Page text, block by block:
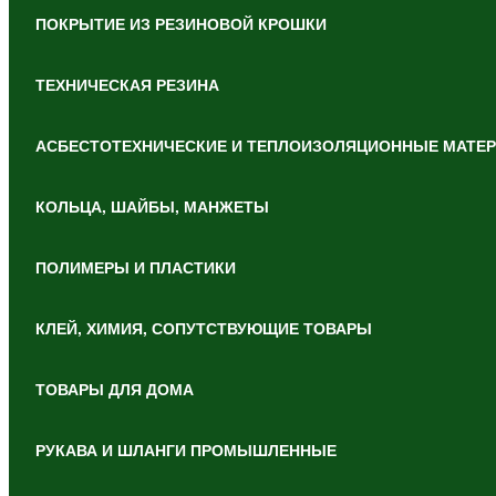
ПОКРЫТИЕ ИЗ РЕЗИНОВОЙ КРОШКИ
ТЕХНИЧЕСКАЯ РЕЗИНА
АСБЕСТОТЕХНИЧЕСКИЕ И ТЕПЛОИЗОЛЯЦИОННЫЕ
КОЛЬЦА, ШАЙБЫ, МАНЖЕТЫ
ПОЛИМЕРЫ И ПЛАСТИКИ
КЛЕЙ, ХИМИЯ, СОПУТСТВУЮЩИЕ ТОВАРЫ
ТОВАРЫ ДЛЯ ДОМА
РУКАВА И ШЛАНГИ ПРОМЫШЛЕННЫЕ